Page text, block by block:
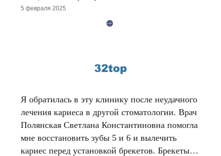
поверите, насколько комфортным оказался
приём! Я пришёл на консультацию, и мы
готова проконсультировать по любым
своим знакомым!
5 февраля 2025
Я обратилась в эту клинику после неудачного
лечения кариеса в другой стоматологии. Врач
Полянская Светлана Константиновна помогла
мне восстановить зубы 5 и 6 и вылечить
кариес перед установкой брекетов. Брекеты